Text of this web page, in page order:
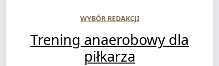
WYBÓR REDAKCJI
Trening anaerobowy dla
piłkarza